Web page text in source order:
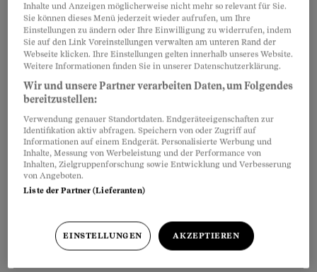
«Plötzlich fünf Kinder – die Geschichte einer
Überforderung» ist die neuste Folge unserer
Podcast-Reihe «Der Fall». Moderator Eric Facon
spricht mit Autorin Charlotte Theile und
Rechtsexpertin Norina Meyer über die
Jetzt folgen, um per E-Mail über neue
Podcast-Folgen informiert zu werden
«Der Fall»
Folgen
Inhalte und Anzeigen möglicherweise nicht mehr so relevant für Sie.
Sie können dieses Menü jederzeit wieder aufrufen, um Ihre
Einstellungen zu ändern oder Ihre Einwilligung zu widerrufen, indem
Sie auf den Link Voreinstellungen verwalten am unteren Rand der
Webseite klicken. Ihre Einstellungen gelten innerhalb unseres Website.
Weitere Informationen finden Sie in unserer Datenschutzerklärung.
Wir und unsere Partner verarbeiten Daten, um Folgendes
bereitzustellen:
Verwendung genauer Standortdaten. Endgeräteeigenschaften zur
Identifikation aktiv abfragen. Speichern von oder Zugriff auf
Informationen auf einem Endgerät. Personalisierte Werbung und
Inhalte, Messung von Werbeleistung und der Performance von
Inhalten, Zielgruppenforschung sowie Entwicklung und Verbesserung
von Angeboten.
Liste der Partner (Lieferanten)
EINSTELLUNGEN AKZEPTIEREN